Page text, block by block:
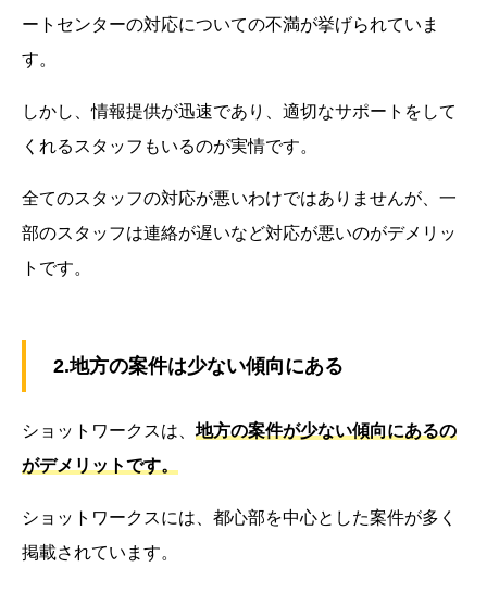
ートセンターの対応についての不満が挙げられていま
す。
しかし、情報提供が迅速であり、適切なサポートをして
くれるスタッフもいるのが実情です。
全てのスタッフの対応が悪いわけではありませんが、一
部のスタッフは連絡が遅いなど対応が悪いのがデメリッ
トです。
2.地方の案件は少ない傾向にある
ショットワークスは、 地方の案件が少ない傾向にあるの
がデメリットです。
ショットワークスには、都心部を中心とした案件が多く
掲載されています。